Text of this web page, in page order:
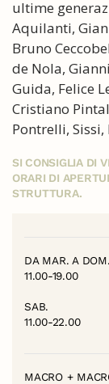
ultime
Aquilanti,
Bruno
de Nola,
Guida, Felice
Cristiano
Pontrelli,
SI CONSIGLIA DI
ORARI DI
STRUTTURA.
DA MAR. A DOM.
11.00-19.00
SAB.
11.00-22.00
MACRO +